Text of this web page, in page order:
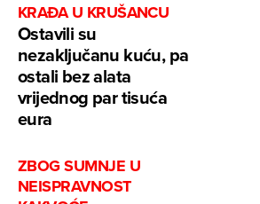
KRAĐA U KRUŠANCU
Ostavili su
nezaključanu kuću, pa
ostali bez alata
vrijednog par tisuća
eura
ZBOG SUMNJE U
NEISPRAVNOST